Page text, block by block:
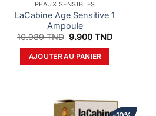
PEAUX SENSIBLES
LaCabine Age Sensitive 1
Ampoule
10.989TND Le
initial
était :
9.900TNDLe
AJOUTER AU PANIER